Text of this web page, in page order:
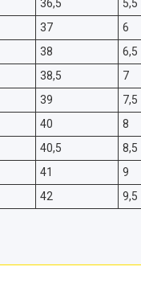
36,5 5,5
37 6
38 6,5
38,5 7
39 7,5
40 8
40,5 8,5
41 9
42 9,5